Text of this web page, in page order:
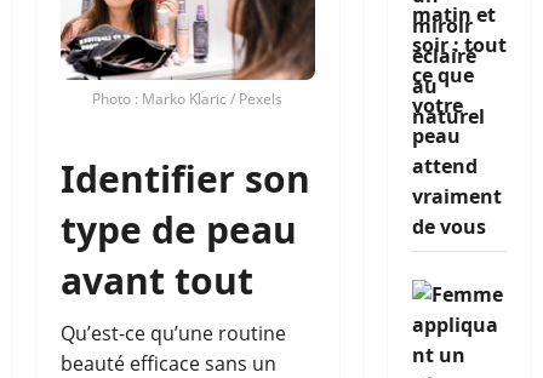
Photo : Marko Klaric / Pexels
Identifier son
type de peau
avant tout
Qu’est-ce qu’une routine
beauté efficace sans un
matin et
soir : tout
ce que
votre
peau
attend
vraiment
de vous